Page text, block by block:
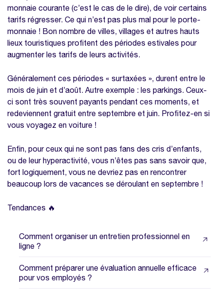
monnaie courante (c’est le cas de le dire), de voir certains
tarifs régresser. Ce qui n’est pas plus mal pour le porte-
monnaie ! Bon nombre de villes, villages et autres hauts
lieux touristiques profitent des périodes estivales pour
augmenter les tarifs de leurs activités.
Généralement ces périodes « surtaxées », durent entre le
mois de juin et d’août. Autre exemple : les parkings. Ceux-
ci sont très souvent payants pendant ces moments, et
redeviennent gratuit entre septembre et juin. Profitez-en si
vous voyagez en voiture !
Enfin, pour ceux qui ne sont pas fans des cris d’enfants,
ou de leur hyperactivité, vous n’êtes pas sans savoir que,
fort logiquement, vous ne devriez pas en rencontrer
beaucoup lors de vacances se déroulant en septembre !
Tendances 🔥
Comment organiser un entretien professionnel en
ligne ?
Comment préparer une évaluation annuelle efficace
pour vos employés ?